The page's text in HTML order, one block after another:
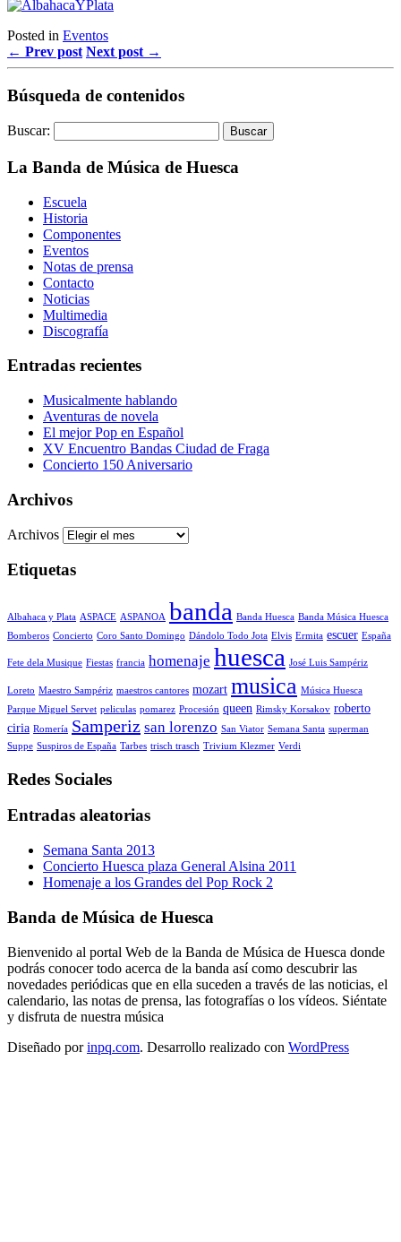
Posted in Eventos
← Prev post Next post →
Búsqueda de contenidos
Buscar:
La Banda de Música de Huesca
Escuela
Historia
Componentes
Eventos
Notas de prensa
Contacto
Noticias
Multimedia
Discografía
Entradas recientes
Musicalmente hablando
Aventuras de novela
El mejor Pop en Español
XV Encuentro Bandas Ciudad de Fraga
Concierto 150 Aniversario
Archivos
Archivos
Etiquetas
Albahaca y Plata ASPACE ASPANOA banda Banda Huesca Banda Música Huesca
Bomberos Concierto Coro Santo Domingo Dándolo Todo Jota Elvis Ermita escuer España
Fete dela Musique Fiestas francia homenaje huesca José Luis Sampériz
Loreto Maestro Sampériz maestros cantores mozart musica Música Huesca
Parque Miguel Servet peliculas pomarez Procesión queen Rimsky Korsakov roberto
ciria Romería Samperiz san lorenzo San Viator Semana Santa superman
Suppe Suspiros de España Tarbes trisch trasch Trivium Klezmer Verdi
Redes Sociales
Entradas aleatorias
Semana Santa 2013
Concierto Huesca plaza General Alsina 2011
Homenaje a los Grandes del Pop Rock 2
Banda de Música de Huesca
Bienvenido al portal Web de la Banda de Música de Huesca donde
podrás conocer todo acerca de la banda así como descubrir las
novedades periódicas que en ella suceden a través de las noticias, el
calendario, las notas de prensa, las fotografías o los vídeos. Siéntate
y disfruta de nuestra música
Diseñado porinpq.com. Desarrollo realizado con WordPress